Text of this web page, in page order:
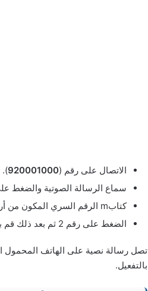
الاتصال على رقم (920001000
).
سماع الرسالة الصوتية والضغط
كتابm الرقم السري المكون من أرقام.
الضغط على رقم 2 ثم بعد ذلك قم بالضغط على رقم 5.
تصل رسالة نصية على الهاتف المحمول
بالتفعيل.